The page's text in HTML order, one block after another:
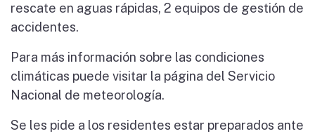
rescate en aguas rápidas, 2 equipos de gestión de
accidentes.
Para más información sobre las condiciones
climáticas puede visitar la página del Servicio
Nacional de meteorología.
Se les pide a los residentes estar preparados ante